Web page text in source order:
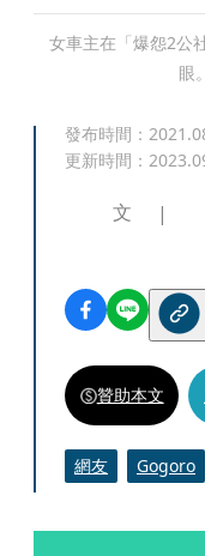
女車主在「爆怨2公
眼
發布時間：
更新時間：
文
贊助本文
網友 Gogoro